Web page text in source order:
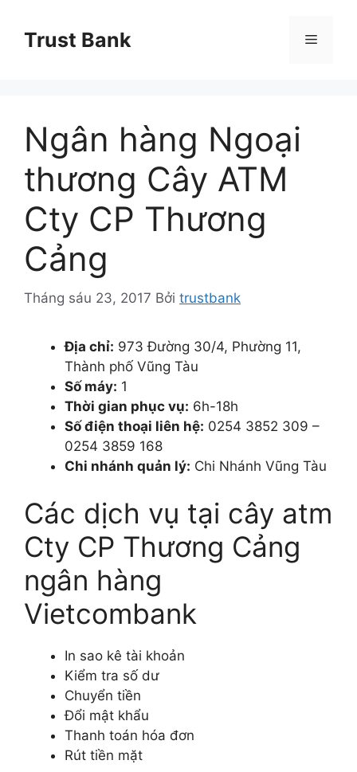
Trust Bank Menu
Ngân hàng Ngoại
thương Cây ATM
Cty CP Thương
Cảng
Tháng sáu 23, 2017 Bởi trustbank
Địa chỉ: 973 Đường 30/4, Phường 11,
Thành phố Vũng Tàu
Số máy: 1
Thời gian phục vụ: 6h-18h
Số điện thoại liên hệ: 0254 3852 309 –
0254 3859 168
Chi nhánh quản lý: Chi Nhánh Vũng Tàu
Các dịch vụ tại cây atm
Cty CP Thương Cảng
ngân hàng
Vietcombank
In sao kê tài khoản
Kiểm tra số dư
Chuyển tiền
Đổi mật khẩu
Thanh toán hóa đơn
Rút tiền mặt